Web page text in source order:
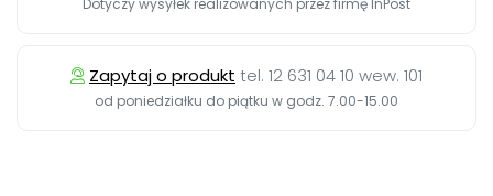
Dotyczy wysyłek realizowanych przez firmę InPost
Zapytaj o produkt tel. 12 631 04 10 wew. 101
od poniedziałku do piątku w godz. 7.00-15.00